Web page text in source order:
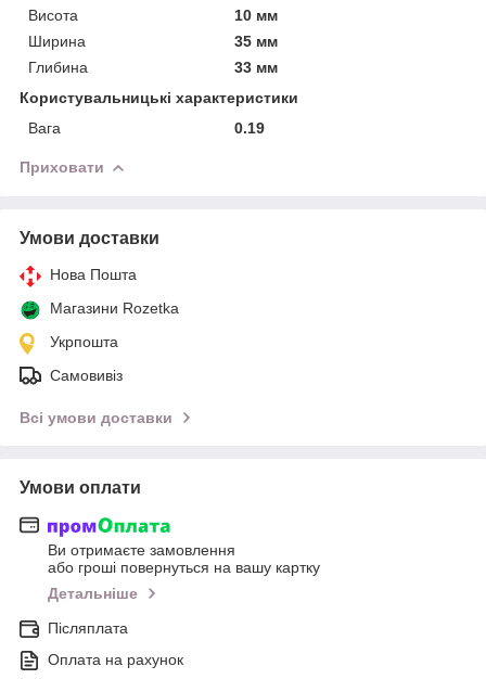
Висота
10 мм
Ширина
35 мм
Глибина
33 мм
Користувальницькі характеристики
Вага
0.19
Приховати
Умови доставки
Нова Пошта
Магазини Rozetka
Укрпошта
Самовивіз
Всі умови доставки
Умови оплати
Ви отримаєте замовлення
або гроші повернуться на вашу картку
Детальніше
Післяплата
Оплата на рахунок